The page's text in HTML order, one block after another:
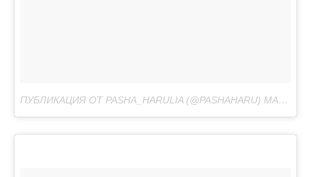
ПУБЛИКАЦИЯ ОТ PASHA_HARULIA (@PASHAHARU) МАЙ 20, 2017 AT 9:17 PDT